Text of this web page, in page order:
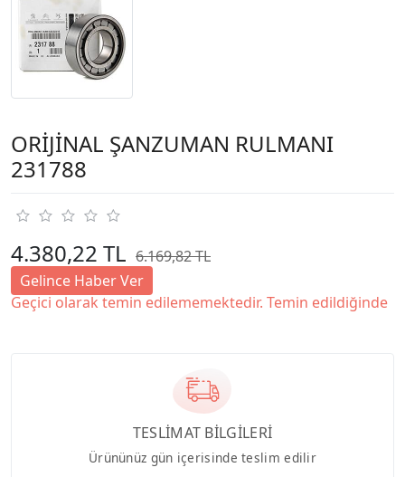
ORİJİNAL ŞANZUMAN RULMANI
231788
4.380,22 TL 6.169,82 TL
Gelince Haber Ver
Geçici olarak temin edilememektedir. Temin edildiğinde
TESLİMAT BİLGİLERİ
Ürününüz gün içerisinde teslim edilir